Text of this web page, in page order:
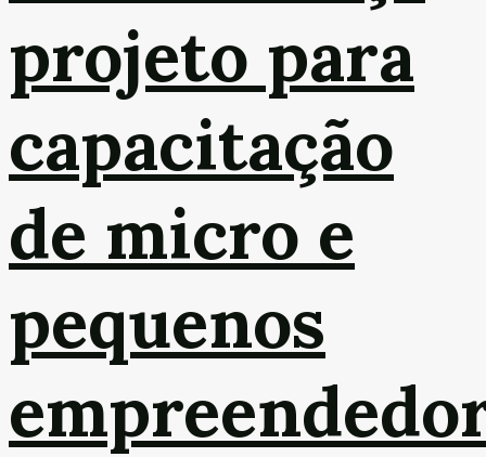
projeto para
capacitação
de micro e
pequenos